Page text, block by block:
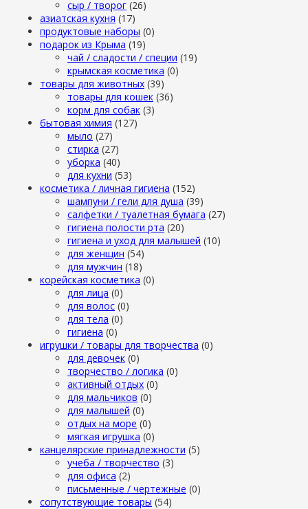
сыр / творог (26)
азиатская кухня (17)
продуктовые наборы (0)
подарок из Крыма (19)
чай / сладости / специи (19)
крымская косметика (0)
товары для животных (39)
товары для кошек (36)
корм для собак (3)
бытовая химия (127)
мыло (27)
стирка (27)
уборка (40)
для кухни (53)
косметика / личная гигиена (152)
шампуни / гели для душа (39)
салфетки / туалетная бумага (27)
гигиена полости рта (20)
гигиена и уход для малышей (10)
для женщин (54)
для мужчин (18)
корейская косметика (0)
для лица (0)
для волос (0)
для тела (0)
гигиена (0)
игрушки / товары для творчества (0)
для девочек (0)
творчество / логика (0)
активный отдых (0)
для мальчиков (0)
для малышей (0)
отдых на море (0)
мягкая игрушка (0)
канцелярские принадлежности (5)
учеба / творчество (3)
для офиса (2)
письменные / чертежные (0)
сопутствующие товары (54)